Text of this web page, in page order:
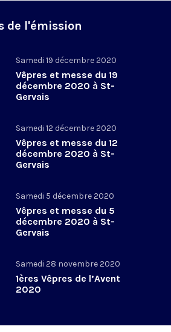
de l'émission
Samedi 19 décembre 2020
Vêpres et messe du 19
décembre 2020 à St-
Gervais
Samedi 12 décembre 2020
Vêpres et messe du 12
décembre 2020 à St-
Gervais
Samedi 5 décembre 2020
Vêpres et messe du 5
décembre 2020 à St-
Gervais
Samedi 28 novembre 2020
1ères Vêpres de l’Avent
2020